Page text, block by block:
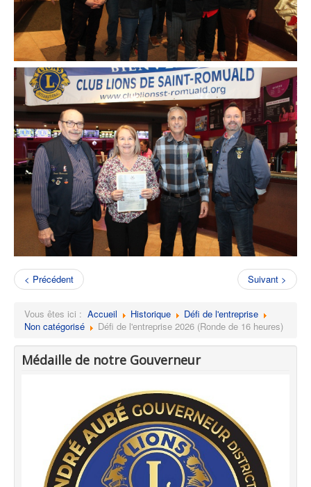
< Précédent Suivant >
Vous êtes ici : Accueil Historique
Défi de l'entreprise
Non catégorisé
Défi de l'entreprise 2026 (Ronde de 16 heures)
Médaille de notre Gouverneur